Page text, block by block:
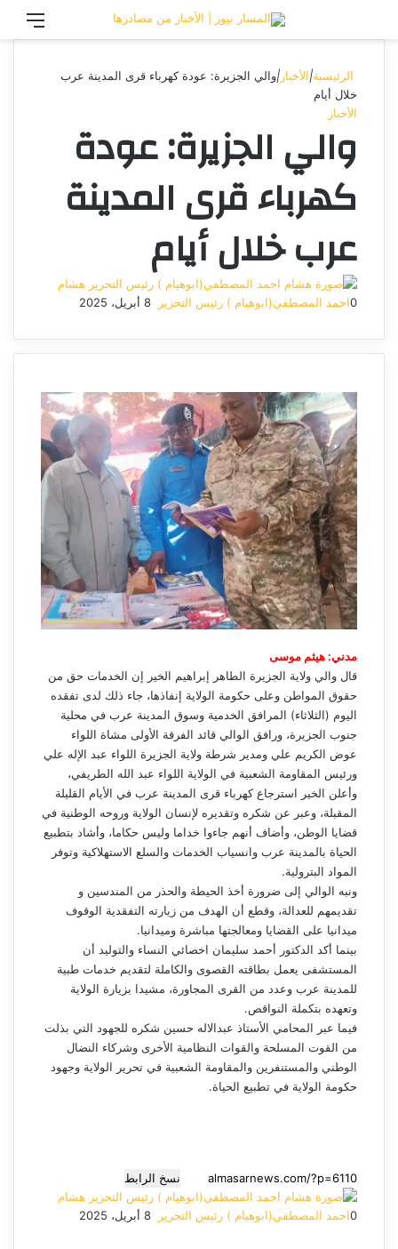
تسجيل الدخول
الرئيسية|الأخبار |والي الجزيرة: عودة كهرباء قرى المدينة عرب
خلال أيام
الأخبار
والي الجزيرة: عودة
كهرباء قرى المدينة
عرب خلال أيام
هشام
احمد المصطفي(ابوهيام ) رئيس التحرير
أرسل
إلكترونيا
8 أبريل، 2025 0
مدني: هيثم موسى
قال والي ولاية الجزيرة الطاهر إبراهيم الخير إن الخدمات حق من
حقوق المواطن وعلى حكومة الولاية إنفاذها، جاء ذلك لدى تفقده
اليوم (الثلاثاء) المرافق الخدمية وسوق المدينة عرب في محلية
جنوب الجزيرة، ورافق الوالي قائد الفرقة الأولى مشاة اللواء
عوض الكريم علي ومدير شرطة ولاية الجزيرة اللواء عبد الإله علي
ورئيس المقاومة الشعبية في الولاية اللواء عبد الله الطريفي،
وأعلن الخير استرجاع كهرباء قرى المدينة عرب في الأيام القليلة
المقبلة، وعبر عن شكره وتقديره لإنسان الولاية وروحه الوطنية في
قضايا الوطن، وأضاف أنهم جاءوا خداما وليس حكاما، وأشاد بتطبيع
الحياة بالمدينة عرب وانسياب الخدمات والسلع الاستهلاكية وتوفر
المواد البترولية.
ونبه الوالي إلى ضرورة أخذ الحيطة والحذر من المندسين و
تقديمهم للعدالة، وقطع أن الهدف من زيارته التفقدية الوقوف
ميدانيا على القضايا ومعالجتها مباشرة وميدانيا.
بينما أكد الدكتور أحمد سليمان اخصائي النساء والتوليد أن
المستشفى يعمل بطاقته القصوى والكاملة لتقديم خدمات طبية
للمدينة عرب وعدد من القرى المجاورة، مشيدا بزيارة الولاية
وتعهده بتكملة النواقص.
فيما عبر المحامي الأستاذ عبدالاله حسين شكره للجهود التي بذلت
من القوت المسلحة والقوات النظامية الأخرى وشركاء النضال
الوطني والمستنفرين والمقاومة الشعبية في تحرير الولاية وجهود
حكومة الولاية في تطبيع الحياة.
نسخ الرابط
هشام
احمد المصطفي(ابوهيام ) رئيس التحرير
أ8 أبريل، 2025
0